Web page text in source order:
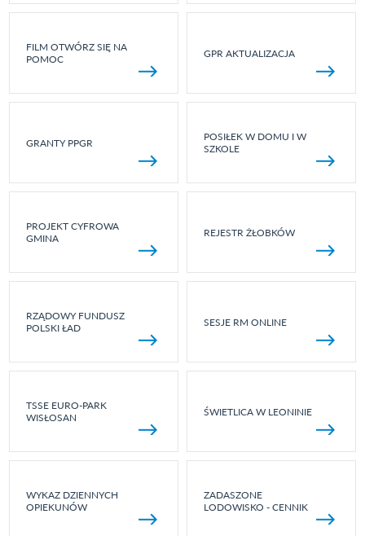
FILM OTWÓRZ SIĘ NA
POMOC
GPR AKTUALIZACJA
GRANTY PPGR
POSIŁEK W DOMU I W
SZKOLE
PROJEKT CYFROWA
GMINA
REJESTR ŻŁOBKÓW
RZĄDOWY FUNDUSZ
POLSKI ŁAD
SESJE RM ONLINE
TSSE EURO-PARK
WISŁOSAN
ŚWIETLICA W LEONINIE
WYKAZ DZIENNYCH
OPIEKUNÓW
ZADASZONE
LODOWISKO - CENNIK